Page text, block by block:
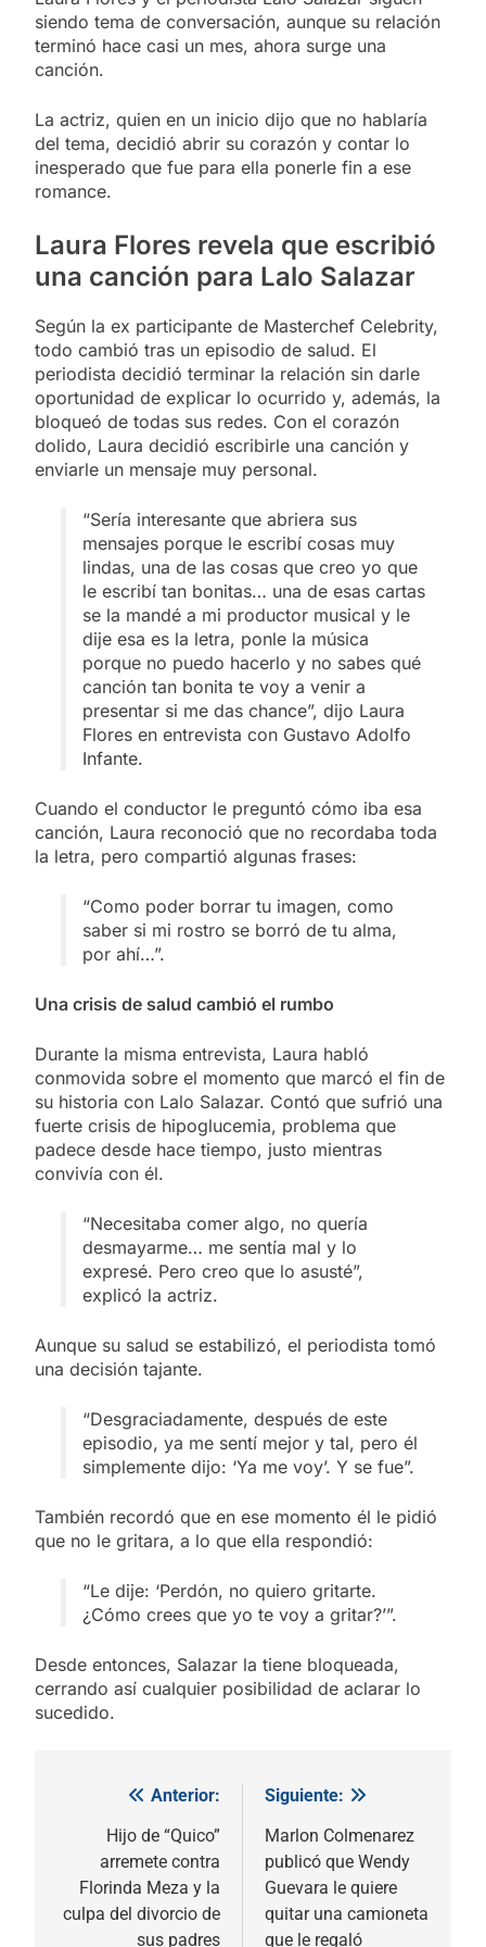
siendo tema de conversación, aunque su relación
terminó hace casi un mes, ahora surge una
canción.
La actriz, quien en un inicio dijo que no hablaría
del tema, decidió abrir su corazón y contar lo
inesperado que fue para ella ponerle fin a ese
romance.
Laura Flores revela que escribió
una canción para Lalo Salazar
Según la ex participante de Masterchef Celebrity,
todo cambió tras un episodio de salud. El
periodista decidió terminar la relación sin darle
oportunidad de explicar lo ocurrido y, además, la
bloqueó de todas sus redes. Con el corazón
dolido, Laura decidió escribirle una canción y
enviarle un mensaje muy personal.
“Sería interesante que abriera sus
mensajes porque le escribí cosas muy
lindas, una de las cosas que creo yo que
le escribí tan bonitas… una de esas cartas
se la mandé a mi productor musical y le
dije esa es la letra, ponle la música
porque no puedo hacerlo y no sabes qué
canción tan bonita te voy a venir a
presentar si me das chance”, dijo Laura
Flores en entrevista con Gustavo Adolfo
Infante.
Cuando el conductor le preguntó cómo iba esa
canción, Laura reconoció que no recordaba toda
la letra, pero compartió algunas frases:
“Como poder borrar tu imagen, como
saber si mi rostro se borró de tu alma,
por ahí…”.
Una crisis de salud cambió el rumbo
Durante la misma entrevista, Laura habló
conmovida sobre el momento que marcó el fin de
su historia con Lalo Salazar. Contó que sufrió una
fuerte crisis de hipoglucemia, problema que
padece desde hace tiempo, justo mientras
convivía con él.
“Necesitaba comer algo, no quería
desmayarme… me sentía mal y lo
expresé. Pero creo que lo asusté”,
explicó la actriz.
Aunque su salud se estabilizó, el periodista tomó
una decisión tajante.
“Desgraciadamente, después de este
episodio, ya me sentí mejor y tal, pero él
simplemente dijo: ‘Ya me voy’. Y se fue”.
También recordó que en ese momento él le pidió
que no le gritara, a lo que ella respondió:
“Le dije: ‘Perdón, no quiero gritarte.
¿Cómo crees que yo te voy a gritar?’”.
Desde entonces, Salazar la tiene bloqueada,
cerrando así cualquier posibilidad de aclarar lo
sucedido.
Navegación
entradas
Anterior:
Hijo de “Quico”
arremete contra
Florinda Meza y la
culpa del divorcio de
sus padres
Siguiente:
Marlon Colmenarez
publicó que Wendy
Guevara le quiere
quitar una camioneta
que le regaló